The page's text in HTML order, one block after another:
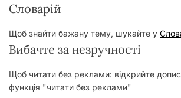
Словарій
Щоб знайти бажану тему, шукайте у
Вибачте за незручності
Щоб читати без реклами: відкрийте допис
функція "читати без реклами"